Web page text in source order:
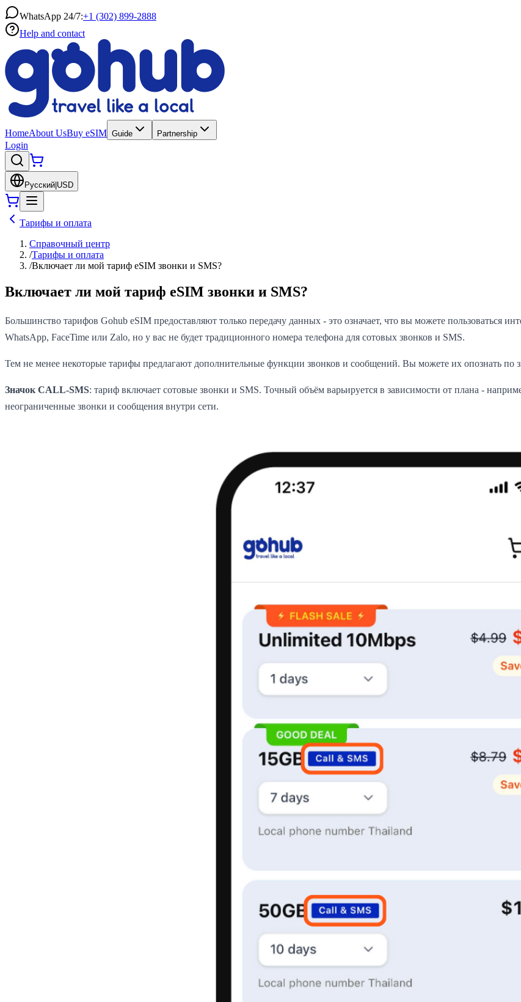
WhatsApp 24/7:+1 (302) 899-2888
Help and contact
HomeAbout UsBuy eSIM Guide Partnership
Login
Русский USD
Тарифы и оплата
Справочный центр
/Тарифы и оплата
/Включает ли мой тариф eSIM звонки и SMS?
Включает ли мой тариф eSIM звонки и SMS?
Большинство тарифов Gohub eSIM предоставляют только передачу данных - это означает, что вы можете пользоваться
WhatsApp, FaceTime или Zalo, но у вас не будет традиционного номера телефона для сотовых звонков и SMS.
Тем не менее некоторые тарифы предлагают дополнительные функции звонков и сообщений. Вы можете их опознать по
Значок CALL-SMS: тариф включает сотовые звонки и SMS. Точный объём варьируется в зависимости от плана -
неограниченные звонки и сообщения внутри сети.